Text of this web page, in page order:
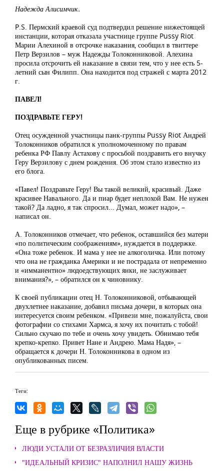
Надежда Алисимчик.
P.S. Пермский краевой суд подтвердил решение нижестоящей
инстанции, которая отказала участнице группе Pussy Riot
Марии Алехиной в отсрочке наказания, сообщил в твиттере
Петр Верзилов – муж Надежды Толоконниковой. Алехина
просила отсрочить ей наказание в связи тем, что у нее есть 5-
летний сын Филипп. Она находится под стражей с марта 2012
г.
ПАВЕЛ!
ПОЗДРАВЬТЕ ГЕРУ!
Отец осужденной участницы панк-группы Pussy Riot Андрей
Толоконников обратился к уполномоченному по правам
ребенка РФ Павлу Астахову с просьбой поздравить его внучку
Геру Верзилову с днем рождения. Об этом стало известно из
его блога.
«Павел! Поздравьте Геру! Вы такой великий, красивый. Даже
красивее Навального. Да и пиар будет неплохой Вам. Не нужен
такой? Да ладно, я так спросил... Думал, может надо», –
написал он.
А. Толоконников отмечает, что ребенок, оставшийся без матери
«по политическим соображениям», нуждается в поддержке.
«Она тоже ребенок. И мама у нее не алкоголичка. Или потому
что она не гражданка Америки и не пострадала от непременно
и «имманентно» людоедствующих янки, не заслуживает
внимания?», – обратился он к чиновнику.
К своей публикации отец Н. Толоконниковой, отбывающей
двухлетнее наказание, добавил письма дочери, в которых она
интересуется своим ребенком. «Привези мне, пожалуйста, свои
фотографии со стихами Хармса, я хочу их почитать с тобой!
Сильно скучаю по тебе и очень хочу увидеть. Обнимаю тебя
крепко-крепко. Привет Нане и Андрею. Мама Надя», –
обращается к дочери Н. Толоконникова в одном из
опубликованных писем.
Теги:
Еще в рубрике «Политика»
ЛЮДИ УСТАЛИ ОТ БЕЗРАЗЛИЧИЯ ВЛАСТИ
"ИДЕАЛЬНЫЙ КРИЗИС" НАПОЛНИЛ НАШУ ЖИЗНЬ